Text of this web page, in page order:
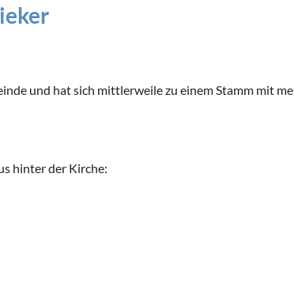
und hat sich mittlerweile zu einem Stamm mit
hinter der Kirche: